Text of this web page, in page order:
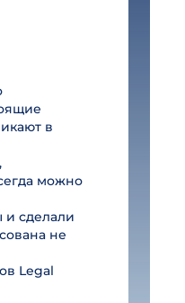
в
можно
и сделали
не
Legal